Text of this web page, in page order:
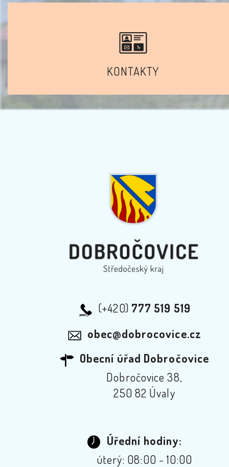
KONTAKTY
(+420) 777 519 519
obec@dobrocovice.cz
Obecní úřad Dobročovice
Dobročovice 38,
250 82 Úvaly
Úřední hodiny:
úterý: 08:00 - 10:00